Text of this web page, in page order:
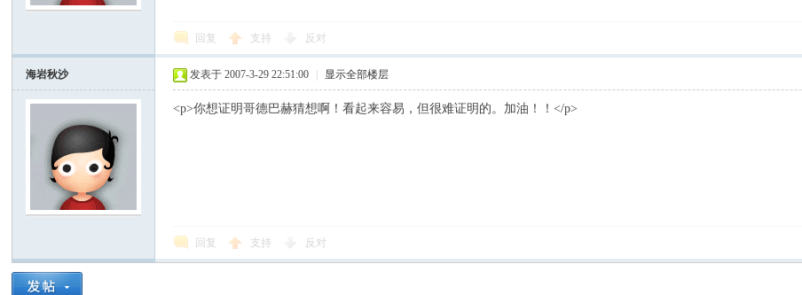
回复 支持 反对
海岩秋沙 发表于 2007-3-29 22:51:00 显示全部楼层
<p>你想证明哥德巴赫猜想啊！看起来容易，但很难证明的。加油！！</p>
回复 支持 反对